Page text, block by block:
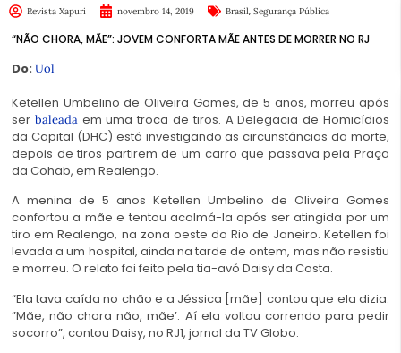
Revista Xapuri novembro 14, 2019 Brasil, Segurança Pública
“NÃO CHORA, MÃE”: JOVEM CONFORTA MÃE ANTES DE MORRER NO RJ
Do: Uol
Ketellen Umbelino de Oliveira Gomes, de 5 anos, morreu após
ser baleadaem uma troca de tiros. A Delegacia de Homicídios
da Capital (DHC) está investigando as circunstâncias da morte,
depois de tiros partirem de um carro que passava pela Praça
da Cohab, em Realengo.
A menina de 5 anos Ketellen Umbelino de Oliveira Gomes
confortou a mãe e tentou acalmá-la após ser atingida por um
tiro em Realengo, na zona oeste do Rio de Janeiro. Ketellen foi
levada a um hospital, ainda na tarde de ontem, mas não resistiu
e morreu. O relato foi feito pela tia-avó Daisy da Costa.
“Ela tava caída no chão e a Jéssica [mãe] contou que ela dizia:
”Mãe, não chora não, mãe’. Aí ela voltou correndo para pedir
socorro”, contou Daisy, no RJ1, jornal da TV Globo.